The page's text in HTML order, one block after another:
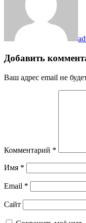
Добавить
Ваш адрес email не
Комментарий *
Имя *
Email *
Сайт